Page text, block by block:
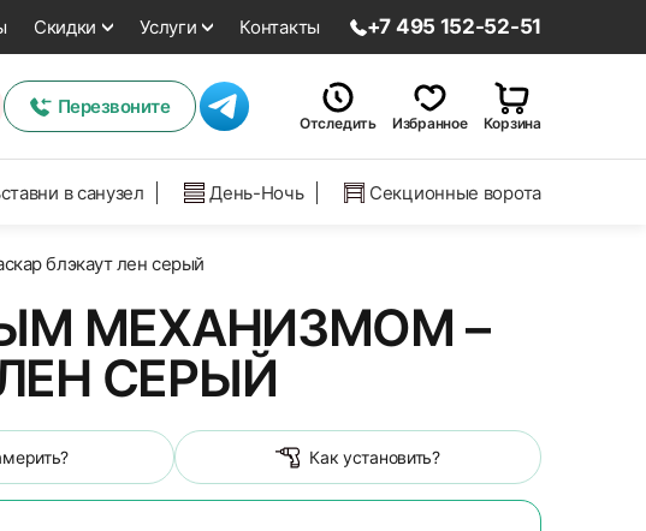
Скидки Услуги Контакты +7 495 152-52-51
Перезвоните
Отследить Избранное Корзина
в санузел День-Ночь Секционные ворота
блэкаут лен серый
МЕХАНИЗМОМ –
СЕРЫЙ
Как установить?